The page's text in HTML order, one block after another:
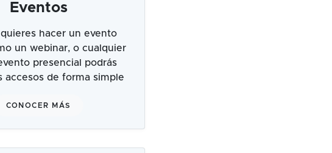
Eventos
hacer un evento
un webinar, o cualquier
presencial podrás
accesos de forma simple
CONOCER MÁS